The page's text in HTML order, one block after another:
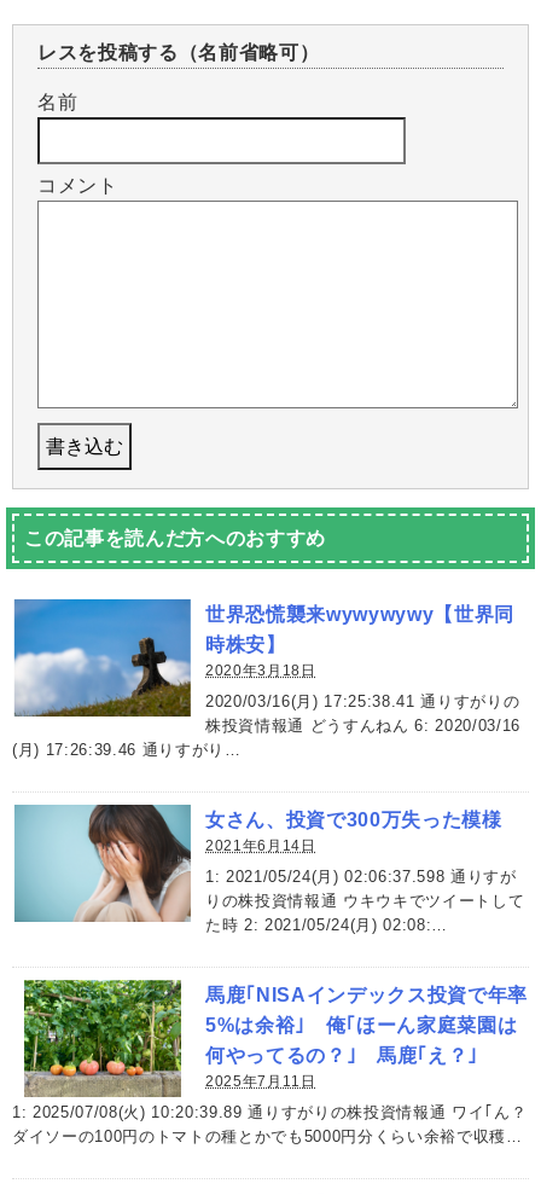
レスを投稿する（名前省略可）
名前
コメント
この記事を読んだ方へのおすすめ
世界恐慌襲来wywywywy【世界同
時株安】
2020年3月18日
2020/03/16(月) 17:25:38.41 通りすがりの
株投資情報通 どうすんねん 6: 2020/03/16
(月) 17:26:39.46 通りすがり…
女さん、投資で300万失った模様
2021年6月14日
1: 2021/05/24(月) 02:06:37.598 通りすが
りの株投資情報通 ウキウキでツイートして
た時 2: 2021/05/24(月) 02:08:…
馬鹿｢NISAインデックス投資で年率
5%は余裕｣ 俺｢ほーん家庭菜園は
何やってるの？｣ 馬鹿｢え？｣
2025年7月11日
1: 2025/07/08(火) 10:20:39.89 通りすがりの株投資情報通 ワイ｢ん？
ダイソーの100円のトマトの種とかでも5000円分くらい余裕で収穫…